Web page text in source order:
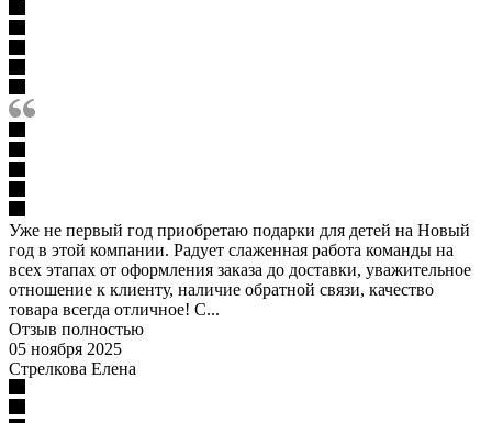
Уже не первый год приобретаю подарки для детей на Новый
год в этой компании. Радует слаженная работа команды на
всех этапах от оформления заказа до доставки, уважительное
отношение к клиенту, наличие обратной связи, качество
товара всегда отличное! С...
Отзыв полностью
05 ноября 2025
Стрелкова Елена